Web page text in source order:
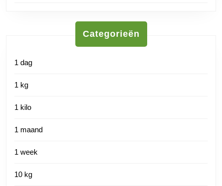
Categorieën
1 dag
1 kg
1 kilo
1 maand
1 week
10 kg